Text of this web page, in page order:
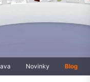
Novinky Blog